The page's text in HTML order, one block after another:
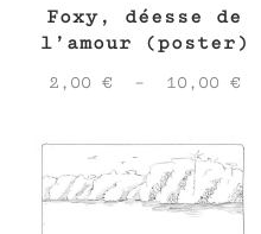
Foxy, déesse de
l’amour (poster)
2,00 € – 10,00 €
à